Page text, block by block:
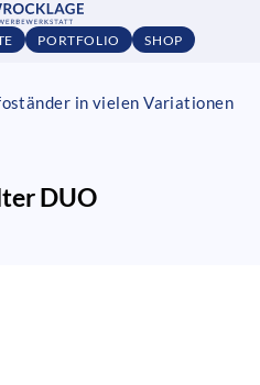
PORTFOLIO SHOP
in vielen Variationen
DUO